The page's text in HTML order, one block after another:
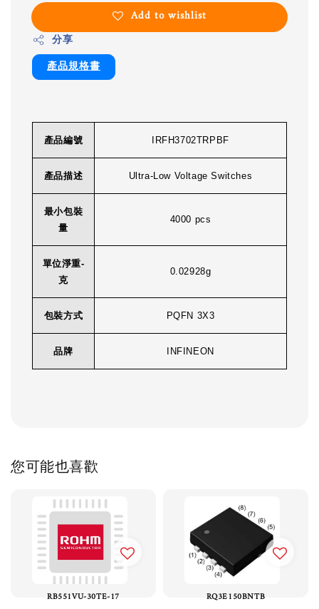
Add to wishlist
分享
產品規格書
產品編號 IRFH3702TRPBF
產品描述 Ultra-Low Voltage Switches
最小包裝
量
4000 pcs
單位淨重-
克
0.02928g
包裝方式 PQFN 3X3
品牌 INFINEON
您可能也喜歡
RB551VU-30TE-17 RQ3E150BNTB